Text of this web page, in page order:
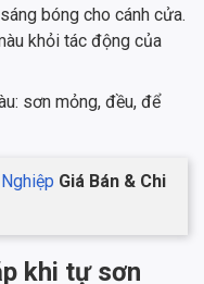
bóng cho cánh cửa.
khỏi tác động của
sơn mỏng, đều, để
Giá Bán & Chi
khi tự sơn